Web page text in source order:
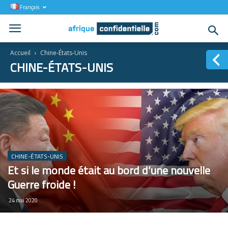
Français
Accueil Chine-États-Unis
CHINE-ÉTATS-UNIS
CHINE-ÉTATS-UNIS
Et si le monde était au bord d’une nouvelle
Guerre froide !
24 mai 2020